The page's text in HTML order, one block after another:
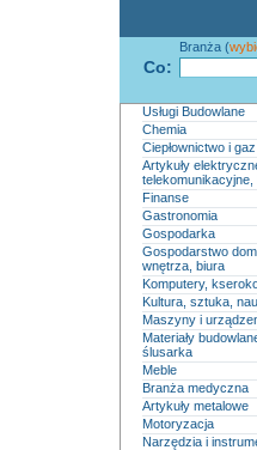
Co:
Branża (
Usługi Budowlane
Chemia
Ciepłownictwo i gaz
Artykuły
telekomunikacyjne,
Finanse
Gastronomia
Gospodarka
Gospodarstwo
wnętrza, biura
Komputery,
Kultura, sztuka,
Maszyny i
Materiały
ślusarka
Meble
Branża medyczna
Artykuły metalowe
Motoryzacja
Narzędzia i